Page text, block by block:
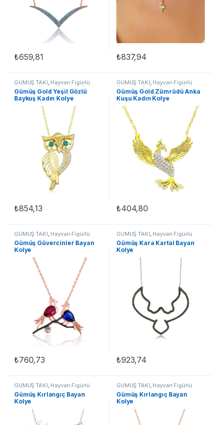
₺659,81 ₺837,94
GÜMÜŞ TAKI, Hayvan Figürlü
Kolyeler ,Kadın Kolyeleri Kolye
Kuşlu Kolyeler
​Gümüş Gold Yeşil Gözlü
Baykuş Kadın Kolye
₺854,13
GÜMÜŞ TAKI, Hayvan Figürlü
Kolyeler ,Kadın Kolyeleri,Kolye
Kuşlu Kolyeler
Gümüş Gold Zümrüdü Anka
Kuşu Kadın Kolye
₺404,80
GÜMÜŞ TAKI, Hayvan Figürlü
Kolyeler ,Kadın Kolyeleri,
Kuşlu Kolyeler
Gümüş Güvercinler Bayan
Kolye
₺760,73
GÜMÜŞ TAKI, Hayvan Figürlü
Kolyeler ,Kadın Kolyeleri
Kuşlu Kolyeler
Gümüş Kara Kartal Bayan
Kolye
₺923,74
GÜMÜŞ TAKI Hayvan Figürlü
Kolyeler Kadın Kolyeleri,
Kuşlu Kolyeler
Gümüş Kırlangıç Bayan
Kolye
GÜMÜŞ TAKI Hayvan Figürlü
Kolyeler Kadın Kolyeleri,
Kuşlu Kolyeler
Gümüş Kırlangıç Bayan
Kolye